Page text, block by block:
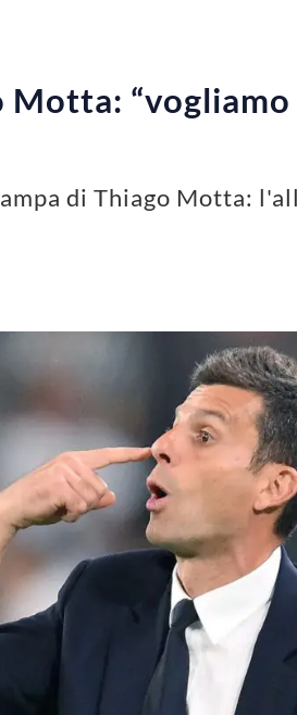
Motta:
di Thiago Motta: